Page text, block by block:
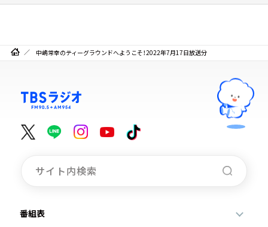
中嶋常幸のティーグラウンドへようこそ！2022年7月17日放送分
番組表